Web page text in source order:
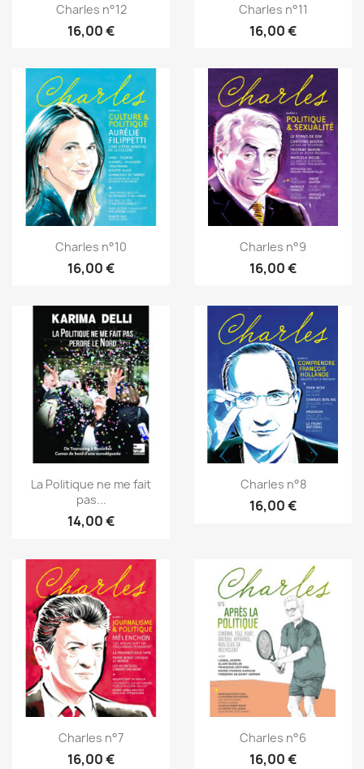
Charles n°12
16,00 €
Charles n°11
16,00 €
Charles n°10
16,00 €
Charles n°9
16,00 €
La Politique ne me fait
pas...
14,00 €
Charles n°8
16,00 €
Charles n°7
16,00 €
Charles n°6
16,00 €